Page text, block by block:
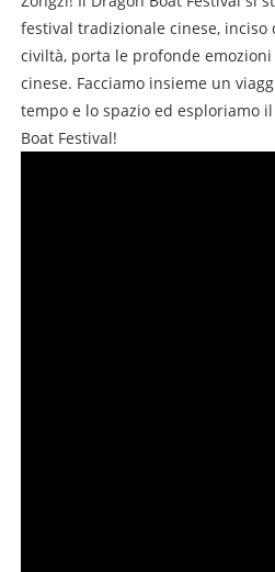
festival tradizionale cinese,
civiltà, porta le profonde emozioni
cinese. Facciamo insieme un
tempo e lo spazio ed esploriamo
Boat Festival!